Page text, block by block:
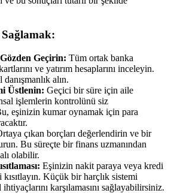
Geçirin: Tüm ortak banka
ve yatırım hesaplarını inceleyin.
alın.
Üstlenin: Geçici bir süre için aile
işlemlerin kontrolünü siz
eşinizin kumar oynamak için para
çıkan borçları değerlendirin ve bir
Bu süreçte bir finans uzmanından
olabilir.
Eşinizin nakit paraya veya kredi
Küçük bir harçlık sistemi
karşılamasını sağlayabilirsiniz.